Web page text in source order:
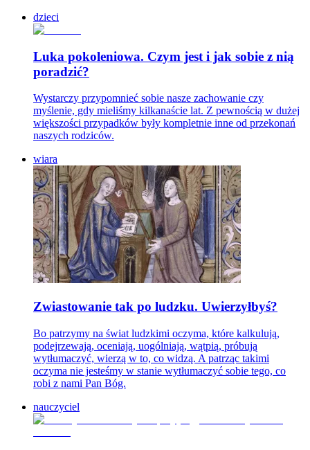
dzieci
Luka pokoleniowa. Czym jest i jak sobie z nią
poradzić?
Wystarczy przypomnieć sobie nasze zachowanie czy
myślenie, gdy mieliśmy kilkanaście lat. Z pewnością w dużej
większości przypadków były kompletnie inne od przekonań
naszych rodziców.
wiara
Zwiastowanie tak po ludzku. Uwierzyłbyś?
Bo patrzymy na świat ludzkimi oczyma, które kalkulują,
podejrzewają, oceniają, uogólniają, wątpią, próbują
wytłumaczyć, wierzą w to, co widzą. A patrząc takimi
oczyma nie jesteśmy w stanie wytłumaczyć sobie tego, co
robi z nami Pan Bóg.
nauczyciel